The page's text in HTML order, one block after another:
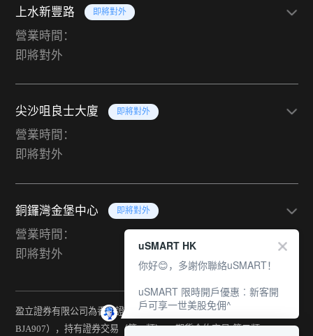
上水新豐路 即將對外
營業時間：
即將對外
尖沙咀良士大廈 即將對外
營業時間：
即將對外
銅鑼灣金堡中心 即將對外
營業時間：
即將對外
盈立證券有限公司為香港證監會持牌法團（中央編號：
BJA907），持有證券交易（第一類） 、期貨合約交易(第二類) 、
uSMART HK
你好😊，多謝你聯絡uSMART！
uSMART 限時開戶優惠︰新客開
戶可享一世美股免佣^